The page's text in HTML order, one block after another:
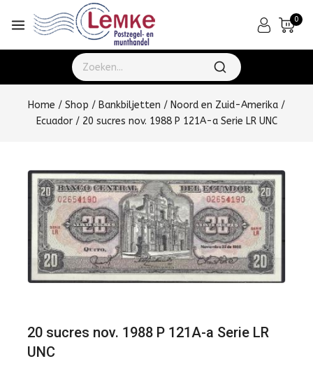
0
Home / Shop / Bankbiljetten / Noord en Zuid-Amerika /
Ecuador / 20 sucres nov. 1988 P 121A-a Serie LR UNC
20 sucres nov. 1988 P 121A-a Serie LR
UNC